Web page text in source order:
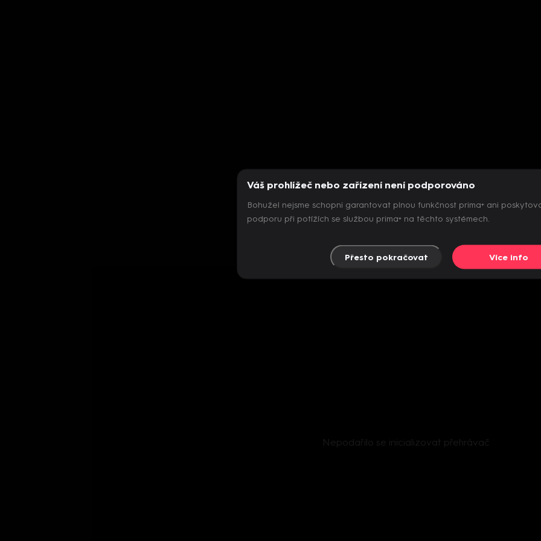
Nepodařilo se inicializovat přehrávač
Váš prohlížeč nebo zařízení není podporováno
Bohužel nejsme schopni garantovat plnou funkčnost prima+ ani
podporu při potížích se službou prima+ na těchto systémech.
Přesto pokračovat Více info